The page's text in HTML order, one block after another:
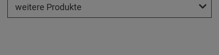
weitere Produkte